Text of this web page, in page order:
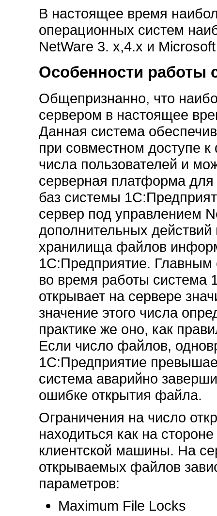
В настоящее время
операционных систем
NetWare 3. x,4.x и
Особенности работы
Общепризнанно, что
сервером в настоящее
Данная система
при совместном доступе
числа пользователей и
серверная платформа
баз системы
сервер под управлением
дополнительных
хранилища файлов
1С:Предприятие. Главным
во время работы система
открывает на сервере
значение этого числа
практике же оно, как
Если число файлов,
1С:Предприятие
система аварийно
ошибке открытия файла.
Ограничения на число
находиться как на
клиентской машины. На
открываемых файлов
параметров:
Maximum File Locks